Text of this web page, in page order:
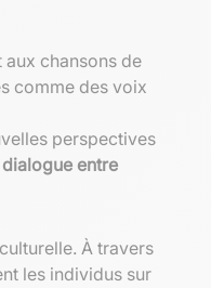
chansons de
comme des voix
perspectives
dialogue entre
À travers
les individus sur